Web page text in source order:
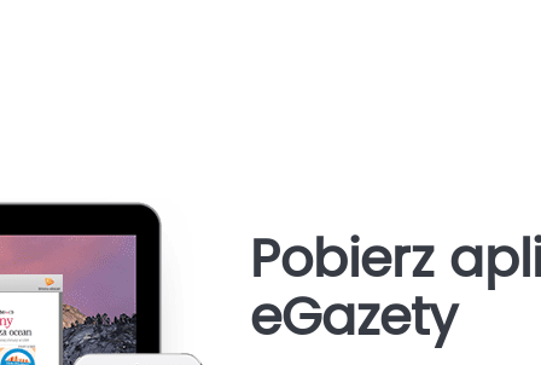
Pobierz
eGazety